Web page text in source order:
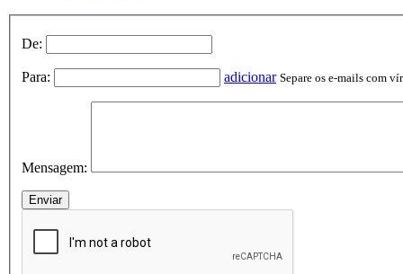
De:
Para: adicionar Separe os e-mails com
Mensagem: